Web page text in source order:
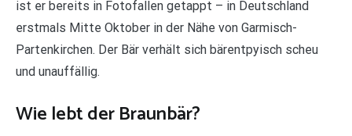
ist er bereits in Fotofallen getappt – in Deutschland
erstmals Mitte Oktober in der Nähe von Garmisch-
Partenkirchen. Der Bär verhält sich bärentpyisch scheu
und unauffällig.
Wie lebt der Braunbär?